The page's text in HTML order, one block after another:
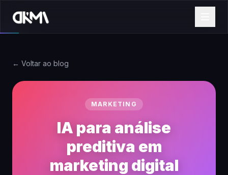
← Voltar ao blog
MARKETING
IA para análise
preditiva em
marketing digital